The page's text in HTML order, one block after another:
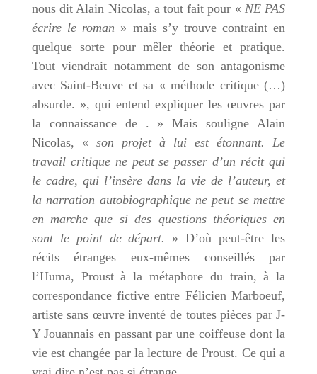
nous dit Alain Nicolas, a tout fait pour « NE PAS
écrire le roman » mais s’y trouve contraint en
quelque sorte pour mêler théorie et pratique.
Tout viendrait notamment de son antagonisme
avec Saint-Beuve et sa « méthode critique (…)
absurde. », qui entend expliquer les œuvres par
la connaissance de . » Mais souligne Alain
Nicolas, « son projet à lui est étonnant. Le
travail critique ne peut se passer d’un récit qui
le cadre, qui l’insère dans la vie de l’auteur, et
la narration autobiographique ne peut se mettre
en marche que si des questions théoriques en
sont le point de départ. » D’où peut-être les
récits étranges eux-mêmes conseillés par
l’Huma, Proust à la métaphore du train, à la
correspondance fictive entre Félicien Marboeuf,
artiste sans œuvre inventé de toutes pièces par J-
Y Jouannais en passant par une coiffeuse dont la
vie est changée par la lecture de Proust. Ce qui a